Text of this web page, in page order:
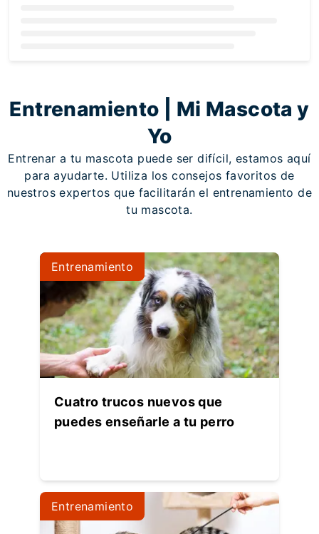
Entrenamiento | Mi Mascota y
Yo
Entrenar a tu mascota puede ser difícil, estamos aquí
para ayudarte. Utiliza los consejos favoritos de
nuestros expertos que facilitarán el entrenamiento de
tu mascota.
Entrenamiento
Cuatro trucos nuevos que
puedes enseñarle a tu perro
Entrenamiento